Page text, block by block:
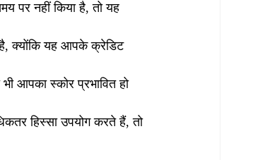
पर नहीं किया है, तो यह
क्योंकि यह आपके क्रेडिट
आपका स्कोर प्रभावित हो
हिस्सा उपयोग करते हैं, तो